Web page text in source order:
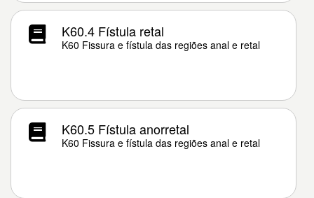
K60.4 Fístula retal
K60 Fissura e fístula das regiões anal e retal
K60.5 Fístula anorretal
K60 Fissura e fístula das regiões anal e retal